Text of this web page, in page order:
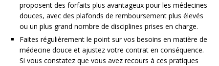
proposent des forfaits plus avantageux pour les médecines
douces, avec des plafonds de remboursement plus élevés
ou un plus grand nombre de disciplines prises en charge.
Faites régulièrement le point sur vos besoins en matière de
médecine douce et ajustez votre contrat en conséquence.
Si vous constatez que vous avez recours à ces pratiques